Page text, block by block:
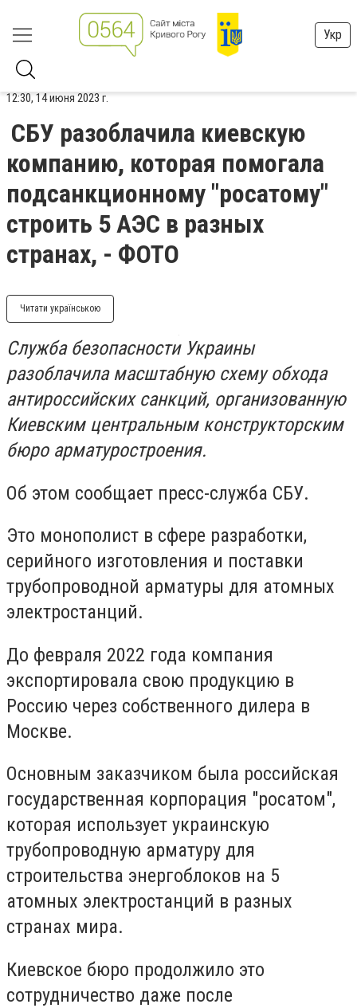
Укр
12:30, 14 июня 2023 г.
СБУ разоблачила киевскую
компанию, которая помогала
подсанкционному "росатому"
строить 5 АЭС в разных
странах, - ФОТО
Читати українською
Служба безопасности Украины
разоблачила масштабную схему обхода
антироссийских санкций, организованную
Киевским центральным конструкторским
бюро арматуростроения.
Об этом сообщает пресс-служба СБУ.
Это монополист в сфере разработки,
серийного изготовления и поставки
трубопроводной арматуры для атомных
электростанций.
До февраля 2022 года компания
экспортировала свою продукцию в
Россию через собственного дилера в
Москве.
Основным заказчиком была российская
государственная корпорация "росатом",
которая использует украинскую
трубопроводную арматуру для
строительства энергоблоков на 5
атомных электростанций в разных
странах мира.
Киевское бюро продолжило это
сотрудничество даже после